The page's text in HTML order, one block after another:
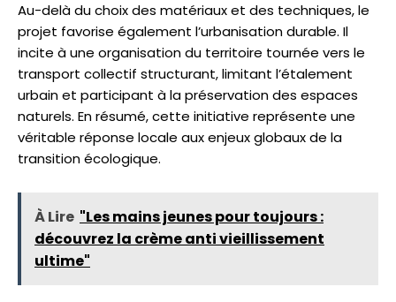
Au-delà du choix des matériaux et des techniques, le
projet favorise également l’urbanisation durable. Il
incite à une organisation du territoire tournée vers le
transport collectif structurant, limitant l’étalement
urbain et participant à la préservation des espaces
naturels. En résumé, cette initiative représente une
véritable réponse locale aux enjeux globaux de la
transition écologique.
À Lire "Les mains jeunes pour toujours :
découvrez la crème anti vieillissement
ultime"